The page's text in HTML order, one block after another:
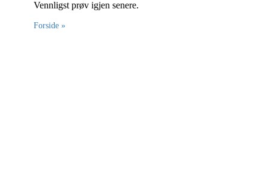
Vennligst prøv igjen senere.
Forside »